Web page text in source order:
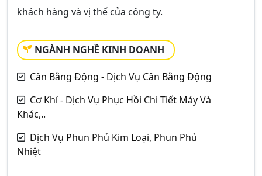
khách hàng và vị thế của công ty.
NGÀNH NGHỀ KINH DOANH
Cân Bằng Động - Dịch Vụ Cân Bằng Động
Cơ Khí - Dịch Vụ Phục Hồi Chi Tiết Máy Và
Khác,..
Dịch Vụ Phun Phủ Kim Loại, Phun Phủ
Nhiệt